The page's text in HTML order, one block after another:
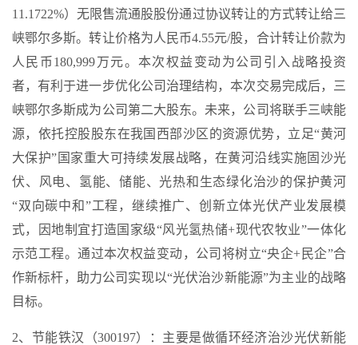
11.1722%）无限售流通股股份通过协议转让的方式转让给三
峡鄂尔多斯。转让价格为人民币4.55元/股，合计转让价款为
人民币180,999万元。本次权益变动为公司引入战略投资
者，有利于进一步优化公司治理结构，本次交易完成后，三
峡鄂尔多斯成为公司第二大股东。未来，公司将联手三峡能
源，依托控股股东在我国西部沙区的资源优势，立足“黄河
大保护”国家重大可持续发展战略，在黄河沿线实施固沙光
伏、风电、氢能、储能、光热和生态绿化治沙的保护黄河
“双向碳中和”工程，继续推广、创新立体光伏产业发展模
式，因地制宜打造国家级“风光氢热储+现代农牧业”一体化
示范工程。通过本次权益变动，公司将树立“央企+民企”合
作新标杆，助力公司实现以“光伏治沙新能源”为主业的战略
目标。
2、节能铁汉（300197）：主要是做循环经济治沙光伏新能